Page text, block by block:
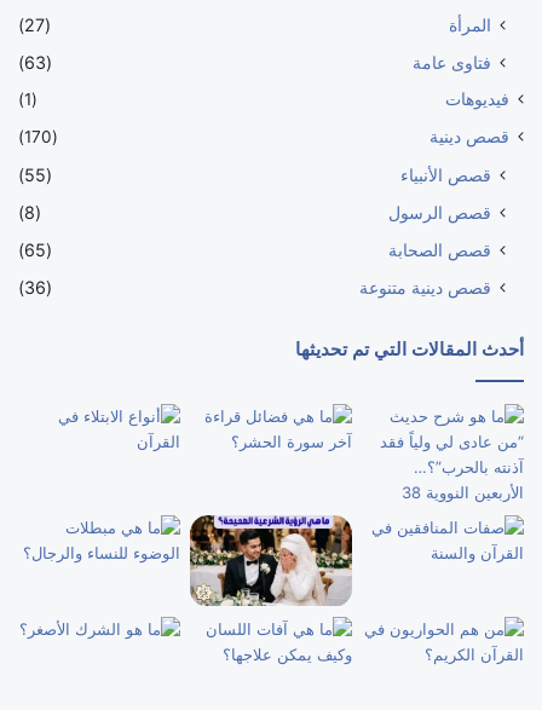
المرأة
(27)
فتاوى عامة
(63)
فيديوهات
(1)
قصص دينية
(170)
قصص الأنبياء
(55)
قصص الرسول
(8)
قصص الصحابة
(65)
قصص دينية متنوعة
(36)
أحدث المقالات التي تم تحديثها